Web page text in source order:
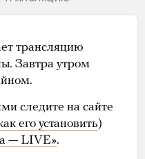
трансляцию
Завтра утром
следите на сайте
его установить)
— LIVE».